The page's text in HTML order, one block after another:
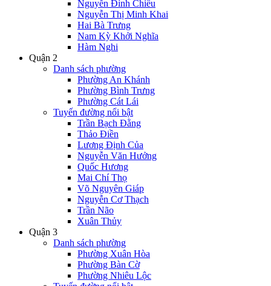
Nguyễn Đình Chiểu
Nguyễn Thị Minh Khai
Hai Bà Trưng
Nam Kỳ Khởi Nghĩa
Hàm Nghi
Quận 2
Danh sách phường
Phường An Khánh
Phường Bình Trưng
Phường Cát Lái
Tuyến đường nổi bật
Trần Bạch Đằng
Thảo Điền
Lương Định Của
Nguyễn Văn Hưởng
Quốc Hương
Mai Chí Thọ
Võ Nguyên Giáp
Nguyễn Cơ Thạch
Trần Não
Xuân Thủy
Quận 3
Danh sách phường
Phường Xuân Hòa
Phường Bàn Cờ
Phường Nhiêu Lộc